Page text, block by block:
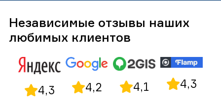
Независимые отзывы наших
любимых клиентов
4,3 4,2 4,1 4,3